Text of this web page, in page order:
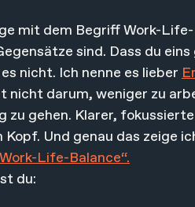
mit dem Begriff Work-
sind. Dass du
nicht. Ich nenne es lieber
nicht darum, weniger zu
zu gehen. Klarer,
Kopf. Und genau das zeige
Life-Balance“.
du: